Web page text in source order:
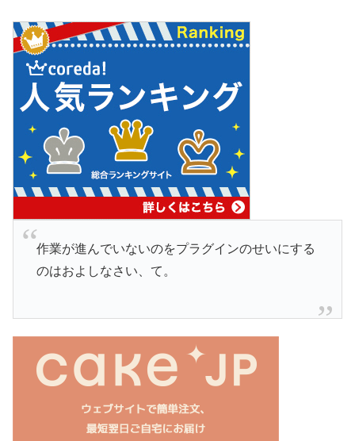
作業が進んでいないのをプラグインのせいにする
のはおよしなさい、て。